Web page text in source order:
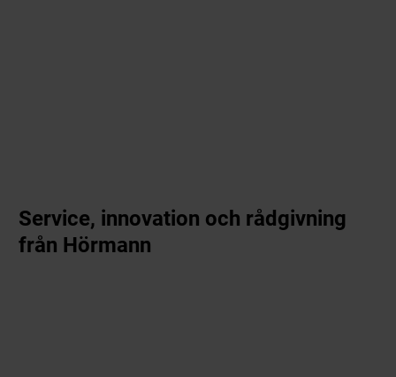
Service, innovation och rådgivning
från Hörmann